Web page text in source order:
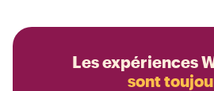
Les expériences
sont